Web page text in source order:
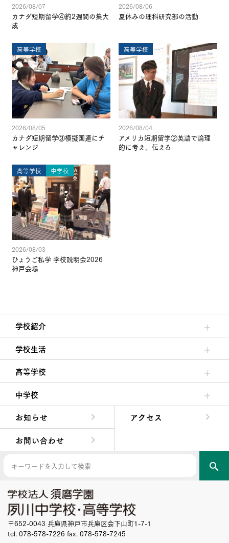
2026/08/07
カナダ短期留学④約2週間の集大
成
2026/08/06
夏休みの理科研究部の活動
高等学校
2026/08/05
カナダ短期留学③模擬国連にチ
ャレンジ
高等学校
2026/08/04
アメリカ短期留学②英語で論理
的に考え、伝える
高等学校 中学校
2026/08/03
ひょうご私学 学校説明会2026
神戸会場
学校紹介
理事長/学園長メッセージ
安心して任せられる学校
沿革
施設・設備
大学合格実績
学校生活
クラブ活動・生徒会活動
夙川ブログ
制服紹介
夙川カレンダー
高等学校
高校校長からの挨拶
高校の教育方針／特色
特進コース／進学コース
年間行事
先輩たちの声・生徒たちの声
中学校
中学校長からの挨拶
中学校の教育方針／特色
Aコース／Bコース
年間行事
先輩たちの声・生徒たちの声
お知らせ
アクセス
お問い合わせ
search
〒652-0043 兵庫県神戸市兵庫区会下山町1-7-1
tel. 078-578-7226 fax. 078-578-7245